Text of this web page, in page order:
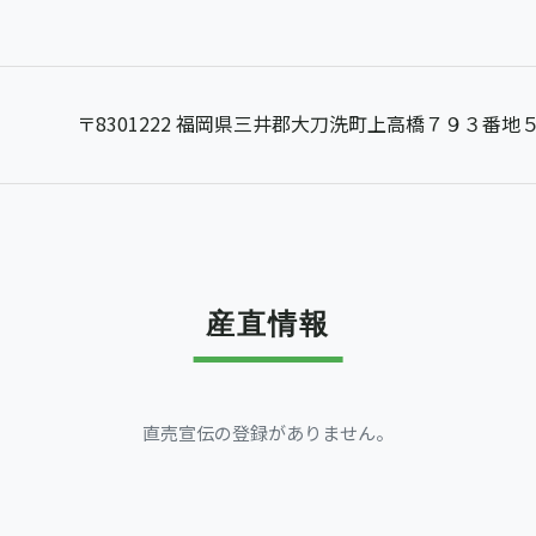
〒8301222 福岡県三井郡大刀洗町上高橋７９３番地
産直情報
直売宣伝の登録がありません。